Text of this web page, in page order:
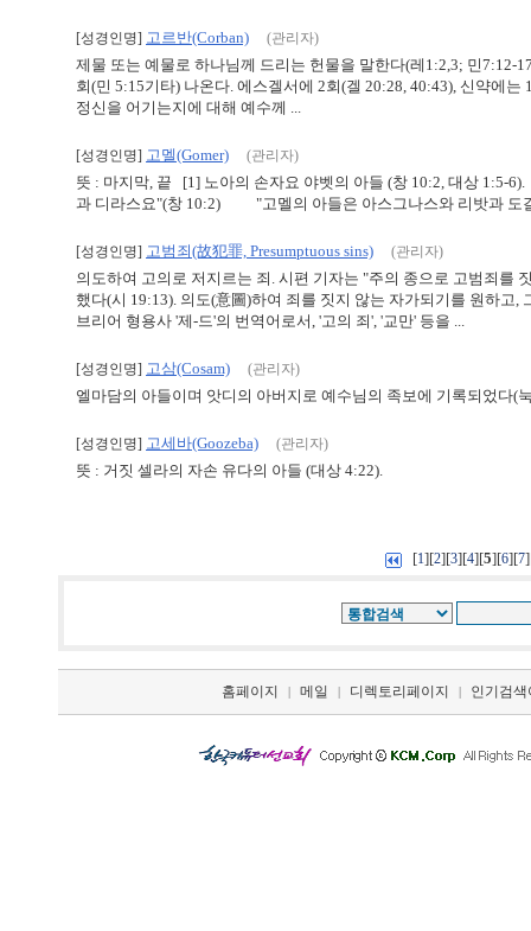
[성경인명] 고르반(Corban) (관리자)
제물 또는 예물로 하나님께 드리는 헌물을 말한다(레1:2,3; 민7:12-
회(민 5:15기타) 나온다. 에스겔서에 2회(겔 20:28, 40:43), 신약에
정신을 어기는지에 대해 예수께 ...
[성경인명] 고멜(Gomer) (관리자)
뜻 : 마지막, 끝 [1] 노아의 손자요 야벳의 아들 (창 10:2, 대상 1:5-
과 디라스요"(창 10:2) "고멜의 아들은 아스그나스와 리밧과 도
[성경인명] 고범죄(故犯罪, Presumptuous sins) (관리자)
의도하여 고의로 저지르는 죄. 시편 기자는 "주의 종으로 고범죄를
했다(시 19:13). 의도(意圖)하여 죄를 짓지 않는 자가되기를 원하고
브리어 형용사 '제-드'의 번역어로서, '고의 죄', '교만' 등을 ...
[성경인명] 고삼(Cosam) (관리자)
엘마담의 아들이며 앗디의 아버지로 예수님의 족보에 기록되었다(
[성경인명] 고세바(Goozeba) (관리자)
뜻 : 거짓 셀라의 자손 유다의 아들 (대상 4:22).
[1][2][3][4][5][6][7
홈페이지 | 메일 | 디렉토리페이지 | 인기검색